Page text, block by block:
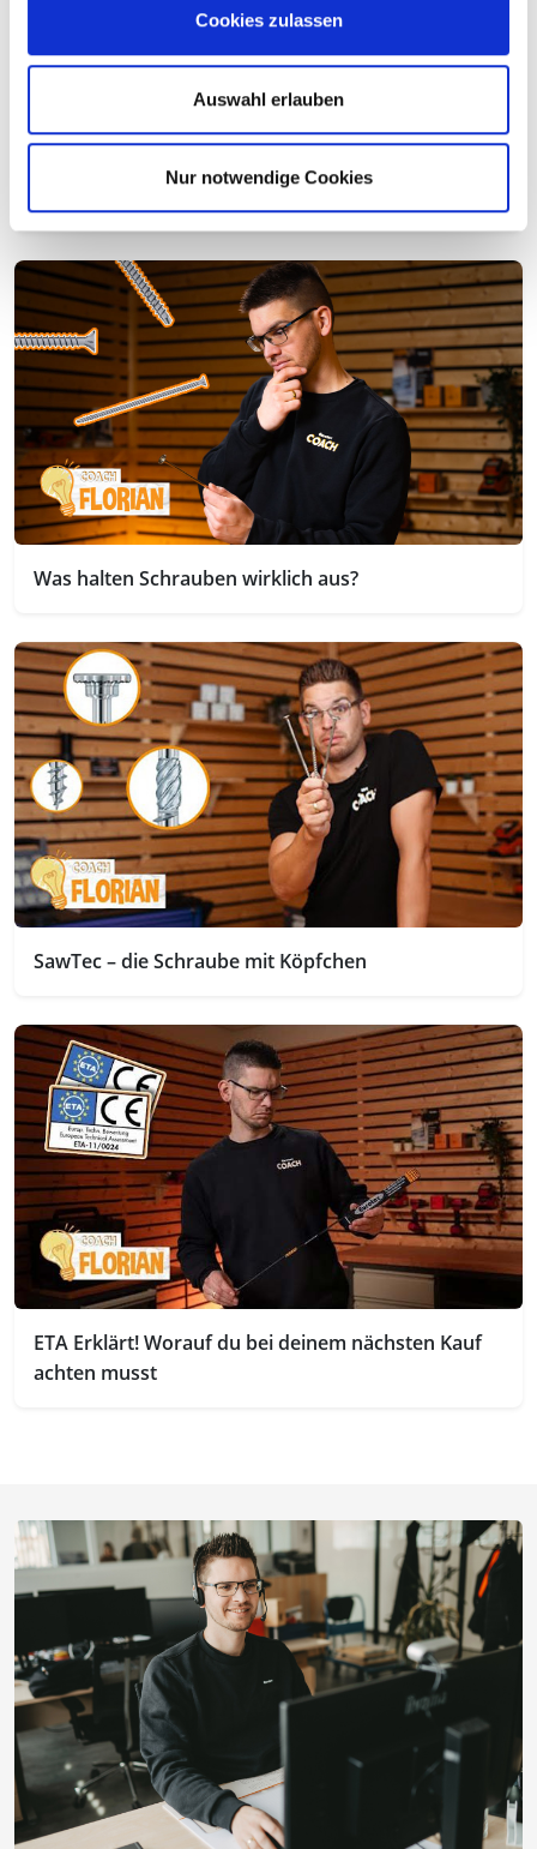
Cookies zulassen
Auswahl erlauben
Nur notwendige Cookies
Holzbautechnik – Schraubenherstellung
Was halten Schrauben wirklich aus?
SawTec – die Schraube mit Köpfchen
ETA Erklärt! Worauf du bei deinem nächsten Kauf
achten musst